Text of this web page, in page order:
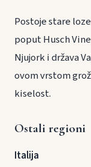
Postoje stare
poput Husch
Njujork i država
ovom vrstom
kiselost.
Ostali regioni
Italija